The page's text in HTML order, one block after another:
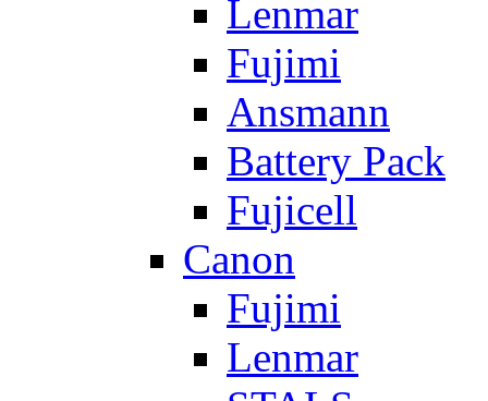
Lenmar
Fujimi
Ansmann
Battery Pack
Fujicell
Canon
Fujimi
Lenmar